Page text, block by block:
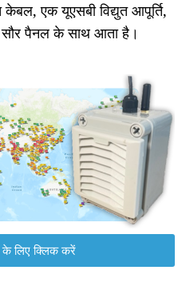
एक यूएसबी विद्युत आपूर्ति,
पैनल के साथ आता है।
के लिए क्लिक करें